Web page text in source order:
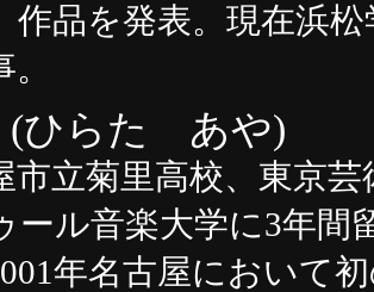
作品を発表。現在浜
(ひらた あや)
立菊里高校、東京
ール音楽大学に3年
年名古屋において